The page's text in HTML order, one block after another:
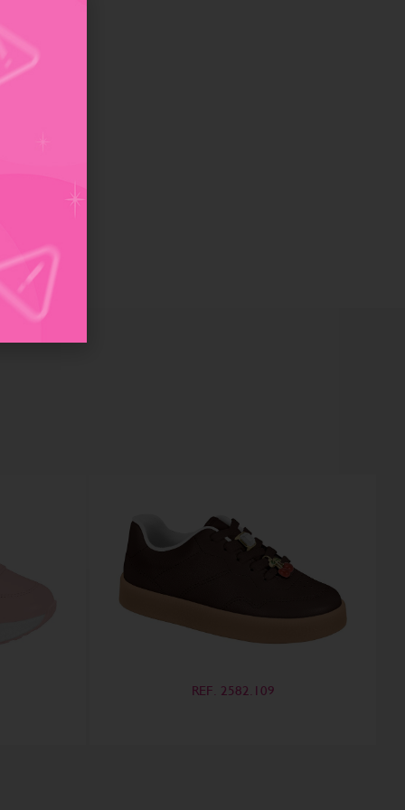
REF. 2582.109